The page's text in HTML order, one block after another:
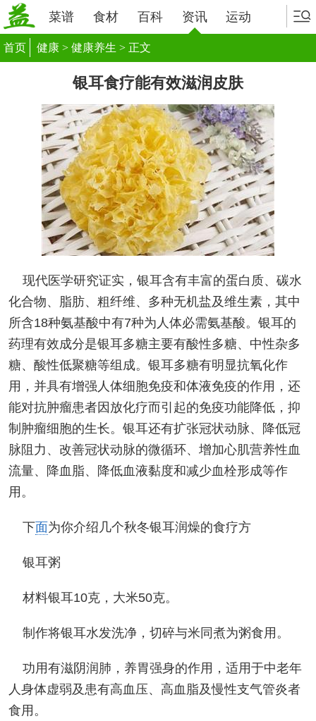
菜谱 食材 百科 资讯 运动
首页 健康 > 健康养生 > 正文
银耳食疗能有效滋润皮肤
现代医学研究证实，银耳含有丰富的蛋白质、碳水
化合物、脂肪、粗纤维、多种无机盐及维生素，其中
所含18种氨基酸中有7种为人体必需氨基酸。银耳的
药理有效成分是银耳多糖主要有酸性多糖、中性杂多
糖、酸性低聚糖等组成。银耳多糖有明显抗氧化作
用，并具有增强人体细胞免疫和体液免疫的作用，还
能对抗肿瘤患者因放化疗而引起的免疫功能降低，抑
制肿瘤细胞的生长。银耳还有扩张冠状动脉、降低冠
脉阻力、改善冠状动脉的微循环、增加心肌营养性血
流量、降血脂、降低血液黏度和减少血栓形成等作
用。
下面为你介绍几个秋冬银耳润燥的食疗方
银耳粥
材料银耳10克，大米50克。
制作将银耳水发洗净，切碎与米同煮为粥食用。
功用有滋阴润肺，养胃强身的作用，适用于中老年
人身体虚弱及患有高血压、高血脂及慢性支气管炎者
食用。